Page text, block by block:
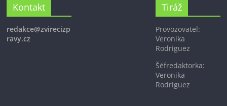
Kontakt
redakce@zvirecizp
ravy.cz
Tiráž
Provozovatel:
Veronika
Rodriguez
Šéfredaktorka:
Veronika
Rodriguez